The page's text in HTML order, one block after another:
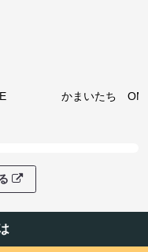
かまいたち